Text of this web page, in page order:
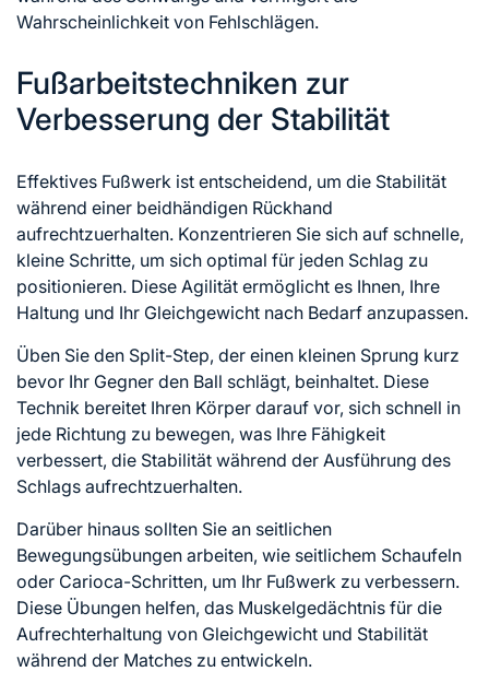
Wahrscheinlichkeit von Fehlschlägen.
Fußarbeitstechniken zur
Verbesserung der Stabilität
Effektives Fußwerk ist entscheidend, um die Stabilität
während einer beidhändigen Rückhand
aufrechtzuerhalten. Konzentrieren Sie sich auf schnelle,
kleine Schritte, um sich optimal für jeden Schlag zu
positionieren. Diese Agilität ermöglicht es Ihnen, Ihre
Haltung und Ihr Gleichgewicht nach Bedarf anzupassen.
Üben Sie den Split-Step, der einen kleinen Sprung kurz
bevor Ihr Gegner den Ball schlägt, beinhaltet. Diese
Technik bereitet Ihren Körper darauf vor, sich schnell in
jede Richtung zu bewegen, was Ihre Fähigkeit
verbessert, die Stabilität während der Ausführung des
Schlags aufrechtzuerhalten.
Darüber hinaus sollten Sie an seitlichen
Bewegungsübungen arbeiten, wie seitlichem Schaufeln
oder Carioca-Schritten, um Ihr Fußwerk zu verbessern.
Diese Übungen helfen, das Muskelgedächtnis für die
Aufrechterhaltung von Gleichgewicht und Stabilität
während der Matches zu entwickeln.